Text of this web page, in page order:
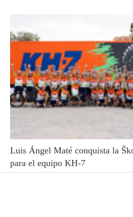
Luis Ángel Maté conquista la
para el equipo KH-7